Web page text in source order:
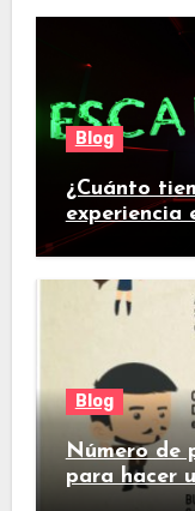
Blog
¿Cuánto
experiencia
Blog
Número de
para hacer